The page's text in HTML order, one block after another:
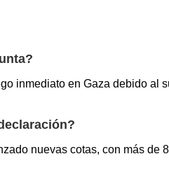
inmediato en Gaza debido al
nuevas cotas, con más de